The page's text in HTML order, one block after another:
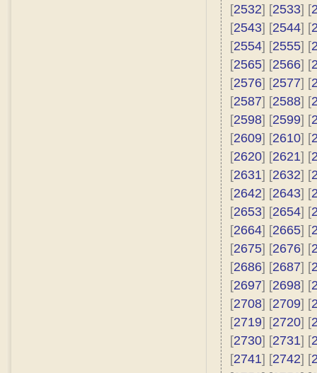
[2532] [2533] [
[2543] [2544] [
[2554] [2555] [
[2565] [2566] [
[2576] [2577] [
[2587] [2588] [
[2598] [2599] [
[2609] [2610] [
[2620] [2621] [
[2631] [2632] [
[2642] [2643] [
[2653] [2654] [
[2664] [2665] [
[2675] [2676] [
[2686] [2687] [
[2697] [2698] [
[2708] [2709] [
[2719] [2720] [
[2730] [2731] [
[2741] [2742] [